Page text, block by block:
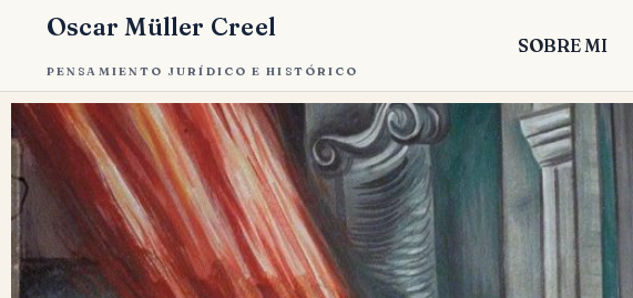
Oscar Müller Creel
PENSAMIENTO JURÍDICO E HISTÓRICO
SOBRE MI